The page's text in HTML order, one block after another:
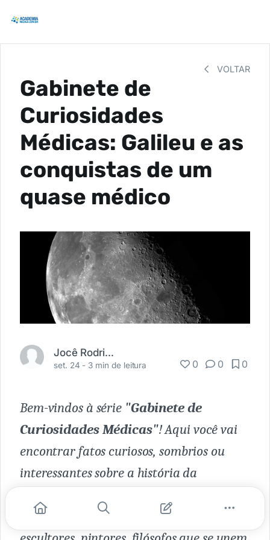
VOLTAR
Gabinete de
Curiosidades
Médicas: Galileu e as
conquistas de um
quase médico
Jocê Rodrigues
set. 24 - 3 min de leitura 0 0 0
Bem-vindos à série "Gabinete de
Curiosidades Médicas"! Aqui você vai
encontrar fatos curiosos, sombrios ou
interessantes sobre a história da
encontro inesperado com médicos,